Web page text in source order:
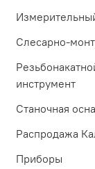
Слесарно-
инструмент
Станочная
Распродажа
Приборы